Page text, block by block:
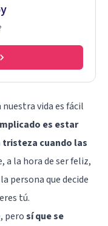
nuestra vida es fácil
es estar
tristeza cuando las
a la hora de ser feliz,
persona que decide
tú.
perosí que se